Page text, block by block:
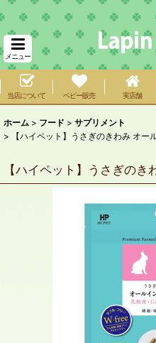
メニュー
当店について ベビー販売 実店舗
ホーム > フード > サプリメント
>
【ハイペット】うさぎのきわみ オー
【ハイペット】うさぎの